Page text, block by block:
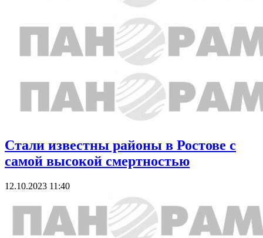
Стали известны районы в Ростове с
самой высокой смертностью
12.10.2023 11:40